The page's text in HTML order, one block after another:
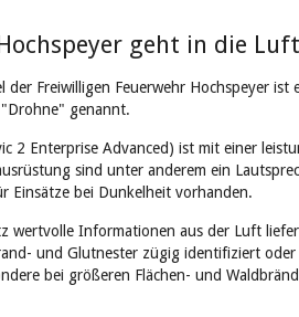
geht in die
der Freiwilligen Feuerwehr Hochspeyer
genannt.
2 Enterprise Advanced) ist mit einer
sind unter anderem ein
Einsätze bei Dunkelheit vorhanden.
wertvolle Informationen aus der Luft
und Glutnester zügig identifiziert
bei größeren Flächen- und